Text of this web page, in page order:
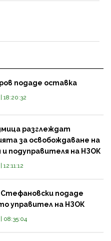
подаде оставка
18:20:32
разглеждат
за освобождаване на
и подуправителя на НЗОК
подаде
управител на НЗОК
08:35:04